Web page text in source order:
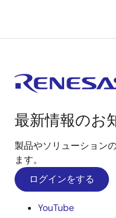
最新情報のお
製品やソリューション
ます。
ログインをする
YouTube